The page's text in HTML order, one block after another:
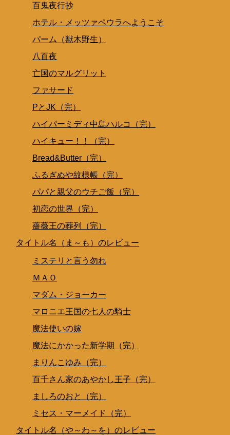
百鬼夜行抄
ホテル・メッツァペウラへようこそ
パーム（獣木野生）
八百夜
亡国のマルグリット
ファサード
PとJK（完）
ハイパーミディ中島ハルコ（完）
ハイキュー！！（完）
Bread&Butter（完）
ふるぎぬや紋様帳（完）
パパと親父のウチご飯（完）
初恋の世界（完）
薔薇王の葬列（完）
タイトル名（ま～も）のレビュー
ミステリと言う勿れ
ＭＡＯ
マダム・ジョーカー
マロニエ王国の七人の騎士
魔法使いの嫁
魔法にかかった新学期（完）
まりんこゆみ（完）
百千さん家のあやかし王子（完）
ましろのおと（完）
ミセス・マーメイド（完）
タイトル名（や～わ～を）のレビュー